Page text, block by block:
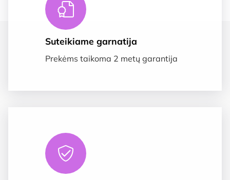
Suteikiame garnatija
Prekėms taikoma 2 metų garantija